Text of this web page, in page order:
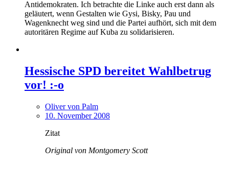
Antidemokraten. Ich betrachte die Linke auch erst dann als
geläutert, wenn Gestalten wie Gysi, Bisky, Pau und
Wagenknecht weg sind und die Partei aufhört, sich mit dem
autoritären Regime auf Kuba zu solidarisieren.
Hessische SPD bereitet Wahlbetrug
vor! :-o
Oliver von Palm
10. November 2008
Zitat
Original von Montgomery Scott